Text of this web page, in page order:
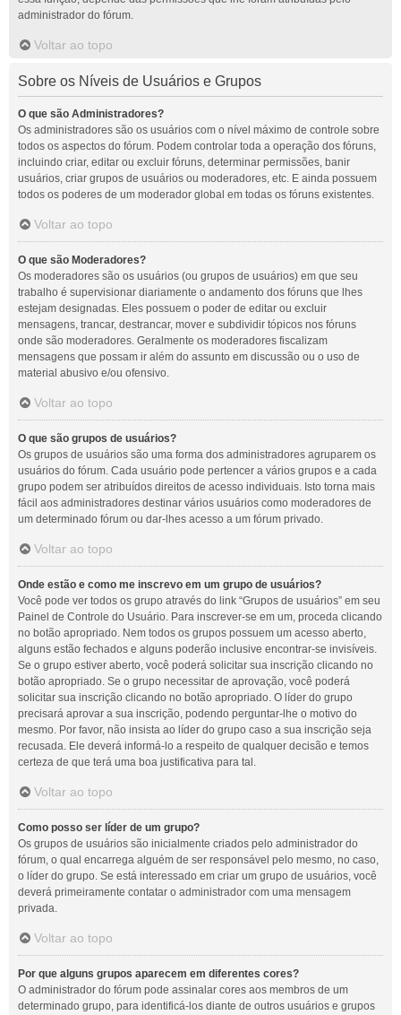
administrador do fórum.
Voltar ao topo
Sobre os Níveis de Usuários e Grupos
O que são Administradores?
Os administradores são os usuários com o nível máximo de controle sobre
todos os aspectos do fórum. Podem controlar toda a operação dos fóruns,
incluindo criar, editar ou excluir fóruns, determinar permissões, banir
usuários, criar grupos de usuários ou moderadores, etc. E ainda possuem
todos os poderes de um moderador global em todas os fóruns existentes.
Voltar ao topo
O que são Moderadores?
Os moderadores são os usuários (ou grupos de usuários) em que seu
trabalho é supervisionar diariamente o andamento dos fóruns que lhes
estejam designadas. Eles possuem o poder de editar ou excluir
mensagens, trancar, destrancar, mover e subdividir tópicos nos fóruns
onde são moderadores. Geralmente os moderadores fiscalizam
mensagens que possam ir além do assunto em discussão ou o uso de
material abusivo e/ou ofensivo.
Voltar ao topo
O que são grupos de usuários?
Os grupos de usuários são uma forma dos administradores agruparem os
usuários do fórum. Cada usuário pode pertencer a vários grupos e a cada
grupo podem ser atribuídos direitos de acesso individuais. Isto torna mais
fácil aos administradores destinar vários usuários como moderadores de
um determinado fórum ou dar-lhes acesso a um fórum privado.
Voltar ao topo
Onde estão e como me inscrevo em um grupo de usuários?
Você pode ver todos os grupo através do link “Grupos de usuários” em seu
Painel de Controle do Usuário. Para inscrever-se em um, proceda clicando
no botão apropriado. Nem todos os grupos possuem um acesso aberto,
alguns estão fechados e alguns poderão inclusive encontrar-se invisíveis.
Se o grupo estiver aberto, você poderá solicitar sua inscrição clicando no
botão apropriado. Se o grupo necessitar de aprovação, você poderá
solicitar sua inscrição clicando no botão apropriado. O líder do grupo
precisará aprovar a sua inscrição, podendo perguntar-lhe o motivo do
mesmo. Por favor, não insista ao líder do grupo caso a sua inscrição seja
recusada. Ele deverá informá-lo a respeito de qualquer decisão e temos
certeza de que terá uma boa justificativa para tal.
Voltar ao topo
Como posso ser líder de um grupo?
Os grupos de usuários são inicialmente criados pelo administrador do
fórum, o qual encarrega alguém de ser responsável pelo mesmo, no caso,
o líder do grupo. Se está interessado em criar um grupo de usuários, você
deverá primeiramente contatar o administrador com uma mensagem
privada.
Voltar ao topo
Por que alguns grupos aparecem em diferentes cores?
O administrador do fórum pode assinalar cores aos membros de um
determinado grupo, para identificá-los diante de outros usuários e grupos